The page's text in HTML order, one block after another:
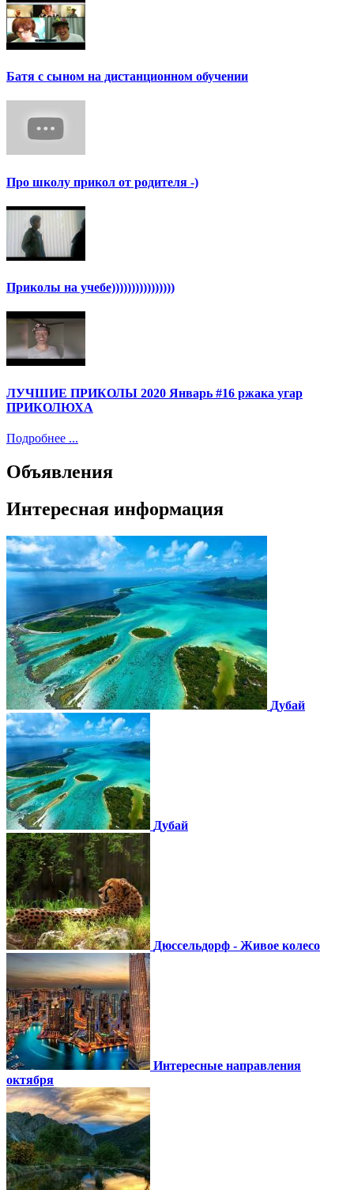
Батя с сыном на дистанционном обучении
Про школу прикол от родителя -)
Приколы на учебе))))))))))))))))
ЛУЧШИЕ ПРИКОЛЫ 2020 Январь #16 ржака угар
ПРИКОЛЮХА
Подробнее ...
Объявления
Интересная информация
Дубай
Дубай
Дюссельдорф - Живое колесо
Интересные направления
октября